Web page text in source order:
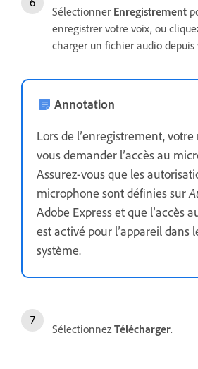
Sélectionner Enregistrement
enregistrer votre voix, ou
charger un fichier audio depuis
Annotation
Lors de l’enregistrement,
vous demander l’accès au
Assurez-vous que les
microphone sont définies sur
Adobe Express et que l’accès
est activé pour l’appareil dans
système.
SélectionnezTélécharger.